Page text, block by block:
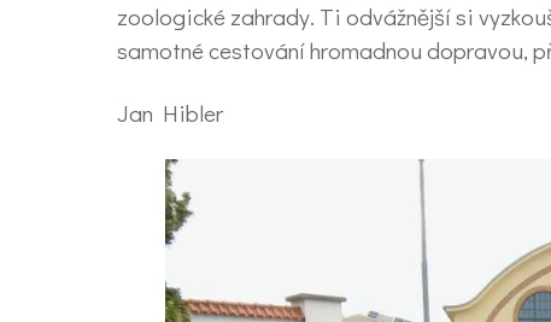
zoologické zahrady. Ti odvážnější si
samotné cestování hromadnou dopravou,
Jan Hibler